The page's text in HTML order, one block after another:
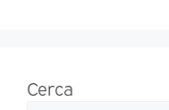
Cerca